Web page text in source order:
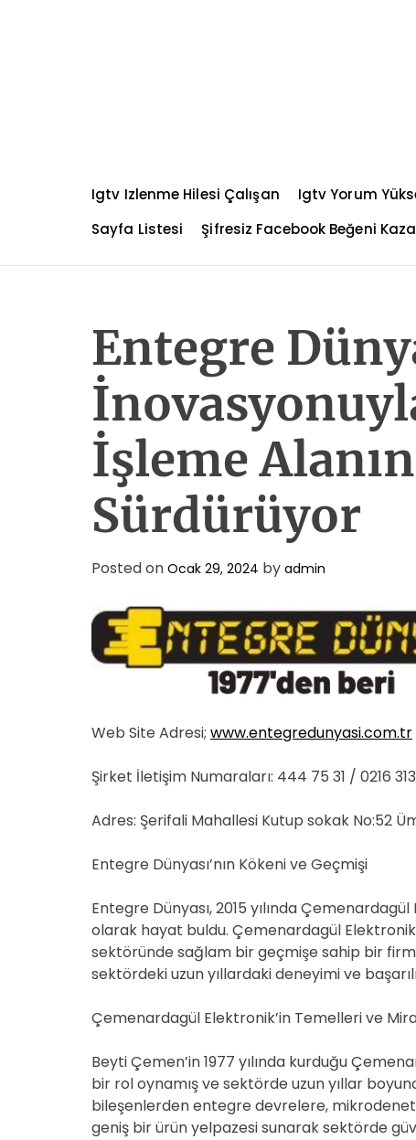
t
Igtv Izlenme Hilesi Çalışan Igtv Yorum
Sayfa Listesi
Şifresiz Facebook Beğeni
Entegre
İşleme
Sürdürüyor
Posted on Ocak 29, 2024 by admin
Web Site Adresi; www.entegredunyasi.com.tr
Şirket İletişim Numaraları: 444 75 31 / 0216
Adres: Şerifali Mahallesi Kutup sokak No:52
Entegre Dünyası’nın Kökeni ve Geçmişi
Entegre Dünyası, 2015 yılında
olarak hayat buldu. Çemenardagül
sektöründe sağlam bir geçmişe sahip bir
sektördeki uzun yıllardaki deneyimi ve
Çemenardagül Elektronik’in Temelleri ve
Beyti Çemen’in 1977 yılında kurduğu
bir rol oynamış ve sektörde uzun yıllar
bileşenlerden entegre devrelere,
geniş bir ürün yelpazesi sunarak sektörde